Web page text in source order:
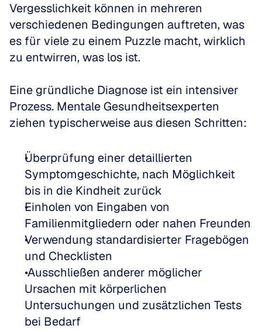
Vergesslichkeit können in mehreren
verschiedenen Bedingungen auftreten, was
es für viele zu einem Puzzle macht, wirklich
zu entwirren, was los ist.
Eine gründliche Diagnose ist ein intensiver
Prozess. Mentale Gesundheitsexperten
ziehen typischerweise aus diesen Schritten:
Überprüfung einer detaillierten
Symptomgeschichte, nach Möglichkeit
bis in die Kindheit zurück
Einholen von Eingaben von
Familienmitgliedern oder nahen Freunden
Verwendung standardisierter Fragebögen
und Checklisten
Ausschließen anderer möglicher
Ursachen mit körperlichen
Untersuchungen und zusätzlichen Tests
bei Bedarf